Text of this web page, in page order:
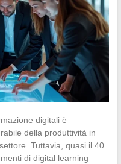
digitali è
della produttività in
Tuttavia, quasi il 40
di digital learning